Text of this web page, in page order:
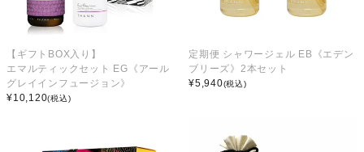
【ギフトBOX入り】
エマルティックセット EG《アール
グレイインフュージョン》
¥10,120(税込)
定期便 シャワージェル EB《エデン
ブリーズ》2本セット
¥5,940(税込)